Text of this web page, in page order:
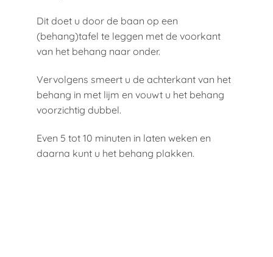
Dit doet u door de baan op een
(behang)tafel te leggen met de voorkant
van het behang naar onder.
Vervolgens smeert u de achterkant van het
behang in met lijm en vouwt u het behang
voorzichtig dubbel.
Even 5 tot 10 minuten in laten weken en
daarna kunt u het behang plakken.